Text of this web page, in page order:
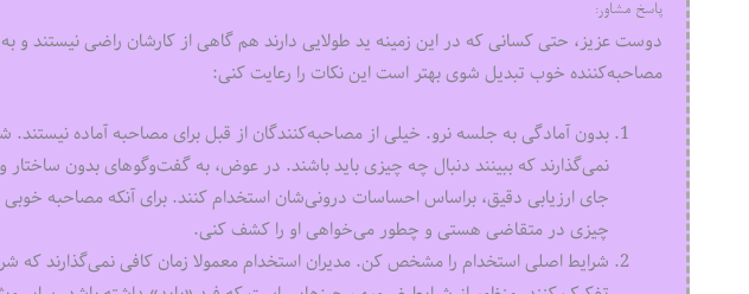
پاسخ مشاور:
دوست عزیز، حتی کسانی که در این زمینه ید طولایی دارند هم گاهی از کارشان راضی نیستند و
مصاحبه‌‌کننده خوب تبدیل شوی بهتر است این نکات را رعایت کنی:
بدون آمادگی به جلسه نرو. خیلی از مصاحبه‌‌کنندگان از قبل برای مصاحبه آماده نیستند.
نمی‌گذارند که ببینند دنبال چه چیزی باید باشند. در عوض، به گفت‌وگوهای بدون
جای ارزیابی دقیق، براساس احساسات درونی‌شان استخدام کنند. برای آنکه مصاحبه
چیزی در متقاضی هستی و چطور می‌خواهی او را کشف کنی.
شرایط اصلی استخدام را مشخص کن. مدیران استخدام معمولا زمان کافی نمی‌گذارند که